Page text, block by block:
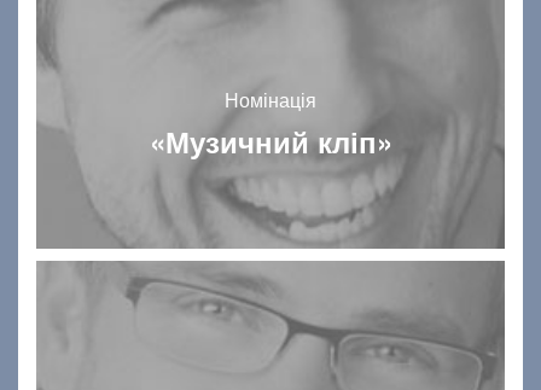
Номінація
«Музичний кліп»